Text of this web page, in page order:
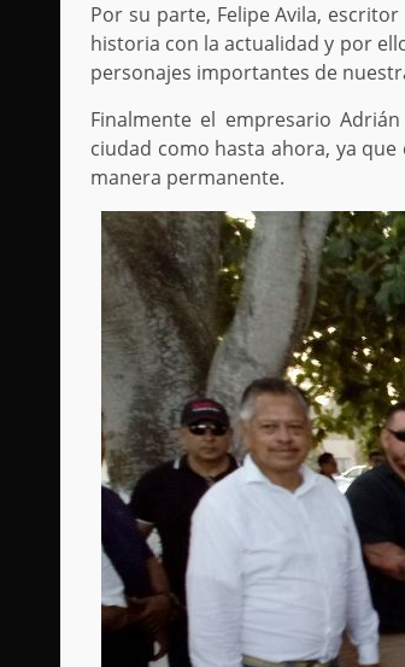
Por su parte, Felipe Avila,
historia con la actualidad y por
personajes importantes de
Finalmente el empresario
ciudad como hasta ahora, ya
manera permanente.